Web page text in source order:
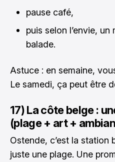
pause café,
puis selon l’envie,
balade.
Astuce : en semaine,
Le samedi, ça peut être
17) La côte belge :
(plage + art +
Ostende, c’est la station
juste une plage. Une